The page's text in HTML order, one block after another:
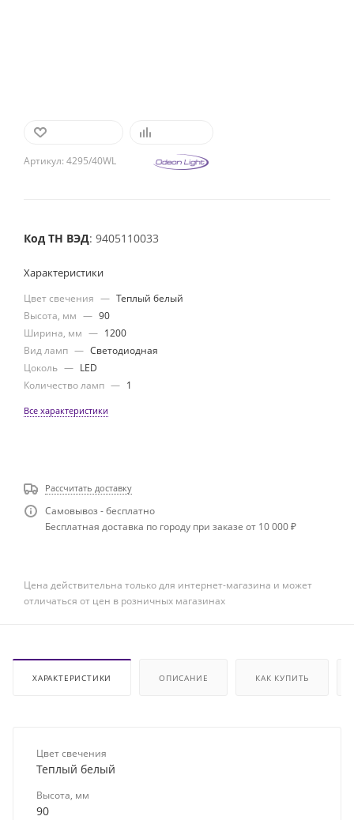
Артикул: 4295/40WL
Код ТН ВЭД: 9405110033
Характеристики
Цвет свечения — Теплый белый
Высота, мм — 90
Ширина, мм — 1200
Вид ламп — Светодиодная
Цоколь — LED
Количество ламп — 1
Все характеристики
Рассчитать доставку
Самовывоз - бесплатно
Бесплатная доставка по городу при заказе от 10 000 ₽
Цена действительна только для интернет-магазина и может
отличаться от цен в розничных магазинах
ХАРАКТЕРИСТИКИ ОПИСАНИЕ КАК КУПИТЬ
Цвет свечения
Теплый белый
Высота, мм
90